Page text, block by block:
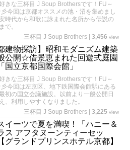
きな三杯目 J Soup Brothersです！FU～
今回は京都オススメの池・沼を集めまし
時代から和歌に詠まれた名所から伝説の
で。
三杯目 J Soup Brothers
3,456 view
建物探訪】昭和モダニズム建築
公開☆借景恵まれた回遊式庭園
国立京都国際会館」
きな三杯目 J Soup Brothersです！FU～
今回は左京区、地下鉄国際会館駅にある
初の国立会議施設。以前より一般公開日
、利用しやすくなりました。
三杯目 J Soup Brothers
3,225 view
イーツで夏を満喫！「ハニー＆
ス アフタヌーンティーセッ
グランドプリンスホテル京都】